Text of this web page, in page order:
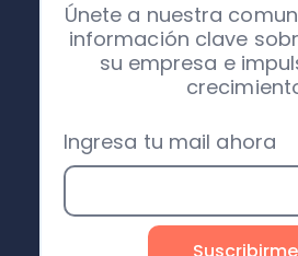
Únete a nuestra
información clave
su empresa e
Ingresa tu mail ahora